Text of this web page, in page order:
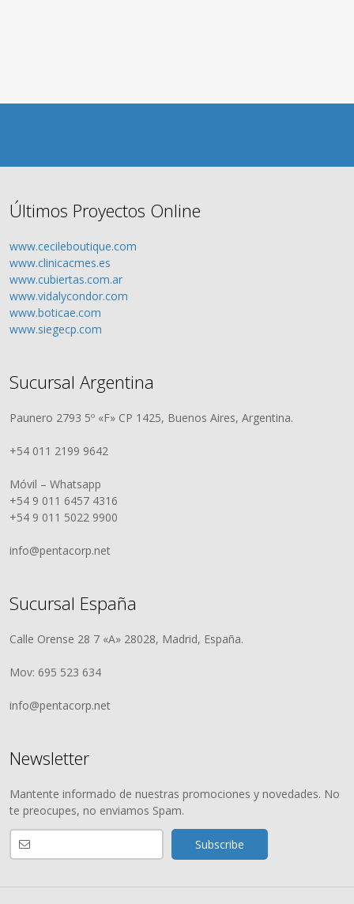
Últimos Proyectos Online
www.cecileboutique.com
www.clinicacmes.es
www.cubiertas.com.ar
www.vidalycondor.com
www.boticae.com
www.siegecp.com
Sucursal Argentina
Paunero 2793 5º «F» CP 1425, Buenos Aires, Argentina.
+54 011 2199 9642
Móvil – Whatsapp
+54 9 011 6457 4316
+54 9 011 5022 9900
info@pentacorp.net
Sucursal España
Calle Orense 28 7 «A» 28028, Madrid, España.
Mov: 695 523 634
info@pentacorp.net
Newsletter
Mantente informado de nuestras promociones y novedades. No
te preocupes, no enviamos Spam.